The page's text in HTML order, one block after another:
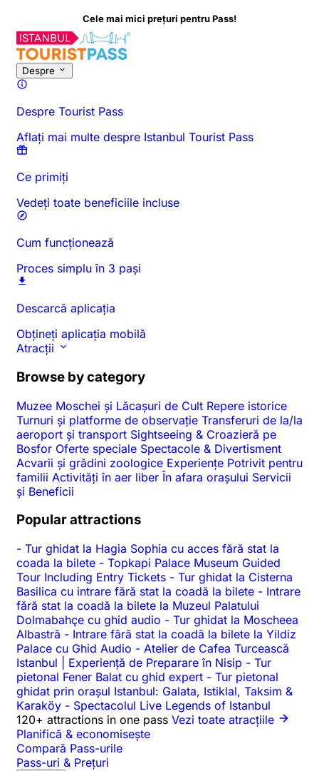
Cele mai mici prețuri pentru Pass!
Despre
Despre Tourist Pass
Aflați mai multe despre Istanbul Tourist Pass
Ce primiți
Vedeți toate beneficiile incluse
Cum funcționează
Proces simplu în 3 pași
Descarcă aplicația
Obțineți aplicația mobilă
Atracții
Browse by category
Muzee Moschei și Lăcașuri de Cult Repere istorice
Turnuri și platforme de observație Transferuri de la/la
aeroport și transport Sightseeing & Croazieră pe
Bosfor Oferte speciale Spectacole & Divertisment
Acvarii și grădini zoologice Experiențe Potrivit pentru
familii Activități în aer liberÎn afara orașului Servicii
și Beneficii
Popular attractions
- Tur ghidat la Hagia Sophia cu acces fără stat la
coada la bilete - Topkapi Palace Museum Guided
Tour Including Entry Tickets - Tur ghidat la Cisterna
Basilica cu intrare fără stat la coadă la bilete - Intrare
fără stat la coadă la bilete la Muzeul Palatului
Dolmabahçe cu ghid audio - Tur ghidat la Moscheea
Albastră - Intrare fără stat la coadă la bilete la Yildiz
Palace cu Ghid Audio - Atelier de Cafea Turcească
Istanbul | Experiență de Preparare în Nisip - Tur
pietonal Fener Balat cu ghid expert - Tur pietonal
ghidat prin orașul Istanbul: Galata, Istiklal, Taksim &
Karaköy - Spectacolul Live Legends of Istanbul
120+ attractions in one pass Vezi toate atracțiile
Planifică & economisește
Compară Pass-urile
Pass-uri & Prețuri
Despre această activitate Prezentare generală